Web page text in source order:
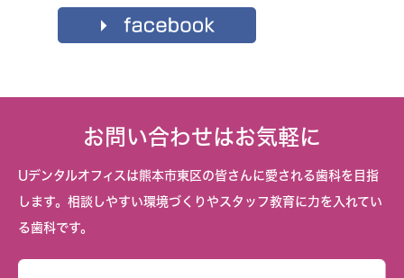
お問い合わせはお気軽に
Uデンタルオフィスは熊本市東区の皆さんに愛される歯科を目指
します。相談しやすい環境づくりやスタッフ教育に力を入れてい
る歯科です。